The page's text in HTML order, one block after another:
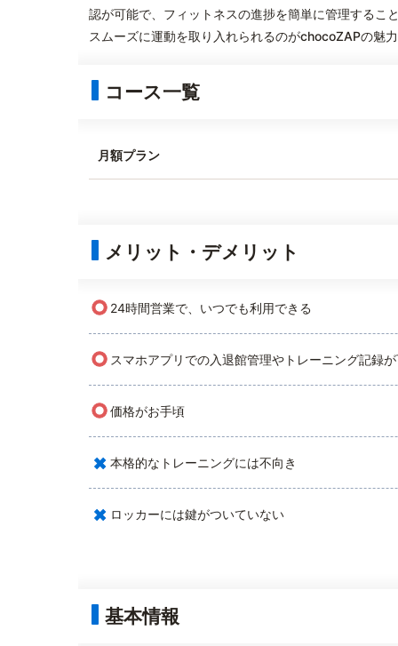
認が可能で、フィットネスの進捗を簡単に管理するこ
スムーズに運動を取り入れられるのがchocoZAPの魅
コース一覧
月額プラン
メリット・デメリット
○ 24時間営業で、いつでも利用できる
○ スマホアプリでの入退館管理やトレーニング記録
○価格がお手頃
× 本格的なトレーニングには不向き
× ロッカーには鍵がついていない
基本情報